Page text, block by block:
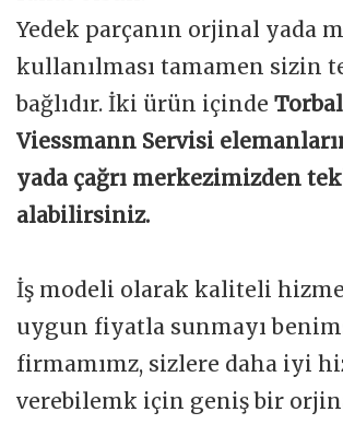
Yedek parçanın orjinal yada
kullanılması tamamen sizin
bağlıdır. İki ürün içinde
Viessmann Servisi
yada çağrı merkezimizden
alabilirsiniz.
İş modeli olarak kaliteli
uygun fiyatla sunmayı
firmamımz, sizlere daha iyi
verebilemk için geniş bir